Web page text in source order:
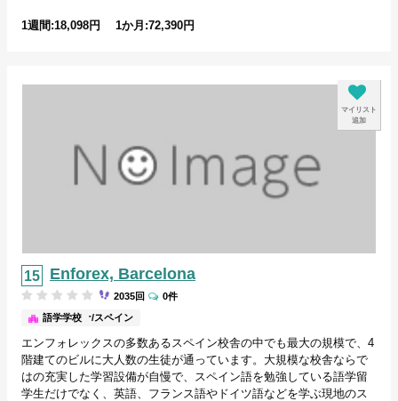
1週間:18,098円 1か月:72,390円
マイリスト
追加
Enforex, Barcelona
バルセロナ/スペイン
語学学校
2035回 0件
エンフォレックスの多数あるスペイン校舎の中でも最大の規模で、4
階建てのビルに大人数の生徒が通っています。大規模な校舎ならで
はの充実した学習設備が自慢で、スペイン語を勉強している語学留
学生だけでなく、英語、フランス語やドイツ語などを学ぶ現地のス